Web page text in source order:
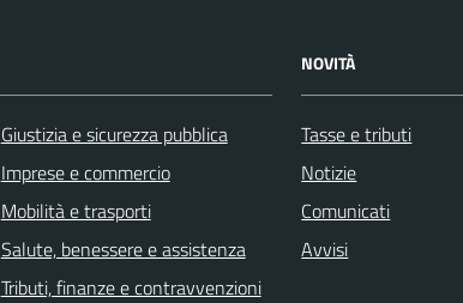
Giustizia e sicurezza pubblica
Imprese e commercio
Mobilità e trasporti
Salute, benessere e assistenza
Tributi, finanze e contravvenzioni
NOVITÀ
Tasse e tributi
Notizie
Comunicati
Avvisi